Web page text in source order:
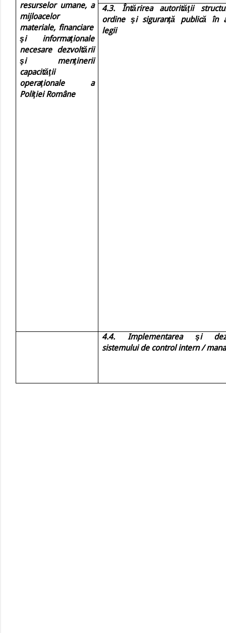
resurselor umane, a
mijloacelor
materiale, financiare
şi informaţionale
necesare dezvoltării
şi menţinerii
capacităţii
operaţionale a
Poliţiei Române
4.3. Întărirea autorităţii
ordine şi siguranţă publică în
legii
4.4. Implementarea şi
sistemului de control intern /